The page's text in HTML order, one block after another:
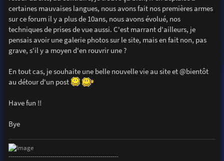
certaines mauvaises langues, nous avons fait nos premières armes
sur ce forum il y a plus de 10ans, nous avons évolué, nos
techniques de prises de vue aussi. C'est marrant d'ailleurs, je
pensais avoir une galerie photos sur le site, mais en fait non, pas
grave, s'il y a moyen d'en rouvrir une ?
En tout cas, je souhaite une belle nouvelle vie au site et @bientôt
au détour d'un post
Have fun !!
Bye
-------------------------------------------------------